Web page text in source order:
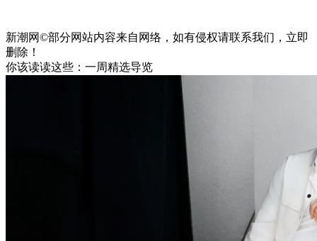
新潮网©部分网站内容来自网络，如有侵权请联系我们，立即
删除！
你该读读这些：一周精选导览